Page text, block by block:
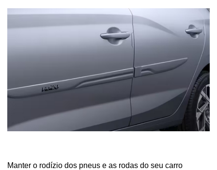
Manter o rodízio dos pneus e as rodas do seu carro